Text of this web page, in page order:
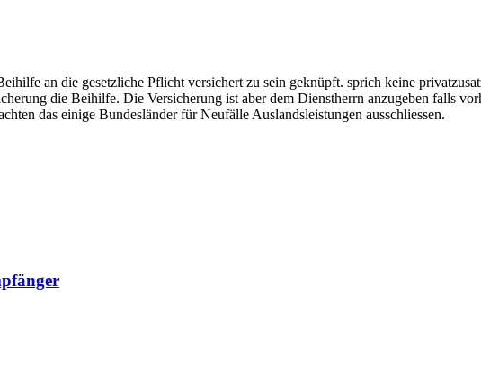
an die gesetzliche Pflicht versichert zu sein geknüpft. sprich keine
die Beihilfe. Die Versicherung ist aber dem Dienstherrn anzugeben falls
das einige Bundesländer für Neufälle Auslandsleistungen ausschliessen.